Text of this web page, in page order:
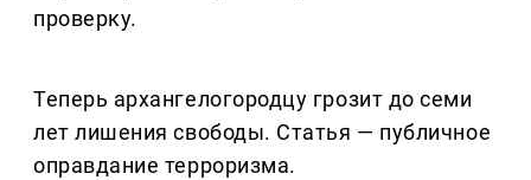
проверку.
Теперь архангелогородцу грозит до семи
лет лишения свободы. Статья — публичное
оправдание терроризма.